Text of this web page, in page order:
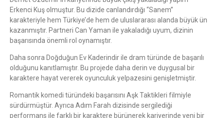
Erkenci Kuş olmuştur. Bu dizide canlandırdığı “Sanem”
karakteriyle hem Türkiye’de hem de uluslararası alanda büyük ün
kazanmıştır. Partneri Can Yaman ile yakaladığı uyum, dizinin
başarısında önemli rol oynamıştır.
Daha sonra Doğduğun Ev Kaderindir ile dram türünde de başarılı
olduğunu kanıtlamıştır. Bu projede daha derin ve duygusal bir
karaktere hayat vererek oyunculuk yelpazesini genişletmiştir.
Romantik komedi türündeki başarısını Aşk Taktikleri filmiyle
sürdürmüştür. Ayrıca Adım Farah dizisinde sergilediği
performans ile farklı bir karaktere bürünerek kariyerinde yeni bir